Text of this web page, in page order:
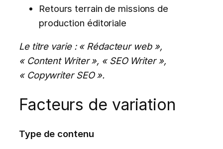
Retours terrain de missions de
production éditoriale
Le titre varie : « Rédacteur web »,
« Content Writer », « SEO Writer »,
« Copywriter SEO ».
Facteurs de variation
Type de contenu